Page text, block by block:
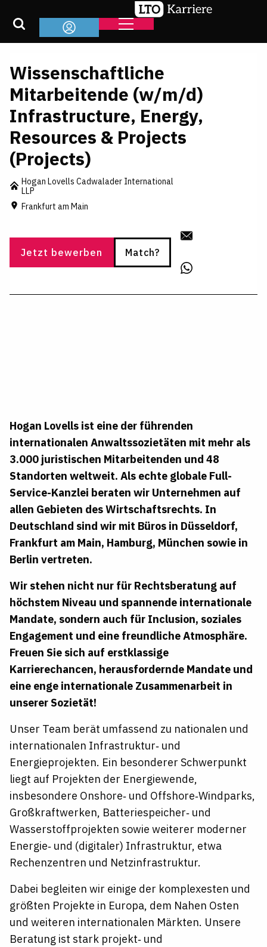
Wissenschaftliche
Mitarbeitende (w/m/d)
Infrastructure, Energy,
Resources & Projects
(Projects)
Hogan Lovells Cadwalader International
LLP
Frankfurt am Main
Jetzt bewerben Match?
Hogan Lovells ist eine der führenden
internationalen Anwaltssozietäten mit mehr als
3.000 juristischen Mitarbeitenden und 48
Standorten weltweit. Als echte globale Full-
Service-Kanzlei beraten wir Unternehmen auf
allen Gebieten des Wirtschaftsrechts. In
Deutschland sind wir mit Büros in Düsseldorf,
Frankfurt am Main, Hamburg, München sowie in
Berlin vertreten.
Wir stehen nicht nur für Rechtsberatung auf
höchstem Niveau und spannende internationale
Mandate, sondern auch für Inclusion, soziales
Engagement und eine freundliche Atmosphäre.
Freuen Sie sich auf erstklassige
Karrierechancen, herausfordernde Mandate und
eine enge internationale Zusammenarbeit in
unserer Sozietät!
Unser Team berät umfassend zu nationalen und
internationalen Infrastruktur‑ und
Energieprojekten. Ein besonderer Schwerpunkt
liegt auf Projekten der Energiewende,
insbesondere Onshore‑ und Offshore‑Windparks,
Großkraftwerken, Batteriespeicher‑ und
Wasserstoffprojekten sowie weiterer moderner
Energie‑ und (digitaler) Infrastruktur, etwa
Rechenzentren und Netzinfrastruktur.
Dabei begleiten wir einige der komplexesten und
größten Projekte in Europa, dem Nahen Osten
und weiteren internationalen Märkten. Unsere
Beratung ist stark projekt‑ und